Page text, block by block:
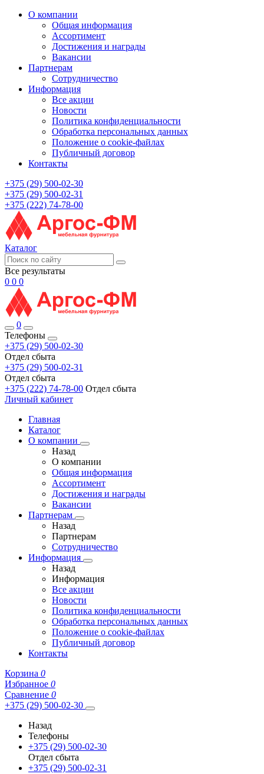
О компании
Общая информация
Ассортимент
Достижения и награды
Вакансии
Партнерам
Сотрудничество
Информация
Все акции
Новости
Политика конфиденциальности
Обработка персональных данных
Положение о cookie-файлах
Публичный договор
Контакты
+375 (29) 500-02-30
+375 (29) 500-02-31
+375 (222) 74-78-00
Каталог
Все результаты
0 0 0
0
Телефоны
+375 (29) 500-02-30
Отдел сбыта
+375 (29) 500-02-31
Отдел сбыта
+375 (222) 74-78-00 Отдел сбыта
Личный кабинет
Главная
Каталог
О компании
Назад
О компании
Общая информация
Ассортимент
Достижения и награды
Вакансии
Партнерам
Назад
Партнерам
Сотрудничество
Информация
Назад
Информация
Все акции
Новости
Политика конфиденциальности
Обработка персональных данных
Положение о cookie-файлах
Публичный договор
Контакты
Корзина 0
Избранное 0
Сравнение 0
+375 (29) 500-02-30
Назад
Телефоны
+375 (29) 500-02-30
Отдел сбыта
+375 (29) 500-02-31